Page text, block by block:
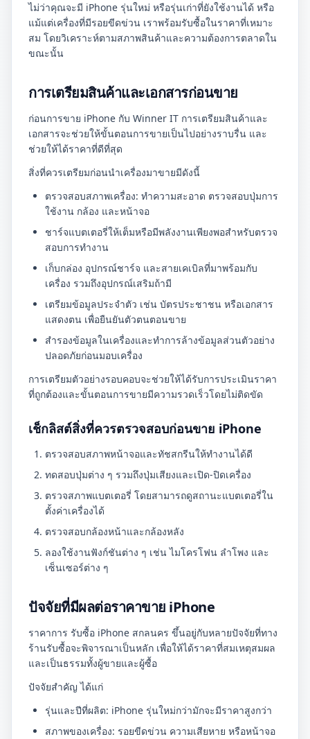
ไม่ว่าคุณจะมี iPhone รุ่นใหม่ หรือรุ่นเก่าที่ยังใช้งานได้ หรือ
แม้แต่เครื่องที่มีรอยขีดข่วน เราพร้อมรับซื้อในราคาที่เหมาะ
สม โดยวิเคราะห์ตามสภาพสินค้าและความต้องการตลาดใน
ขณะนั้น
การเตรียมสินค้าและเอกสารก่อนขาย
ก่อนการขาย iPhone กับ Winner IT การเตรียมสินค้าและ
เอกสารจะช่วยให้ขั้นตอนการขายเป็นไปอย่างราบรื่น และ
ช่วยให้ได้ราคาที่ดีที่สุด
สิ่งที่ควรเตรียมก่อนนำเครื่องมาขายมีดังนี้
ตรวจสอบสภาพเครื่อง: ทำความสะอาด ตรวจสอบปุ่มการ
ใช้งาน กล้อง และหน้าจอ
ชาร์จแบตเตอรี่ให้เต็มหรือมีพลังงานเพียงพอสำหรับตรวจ
สอบการทำงาน
เก็บกล่อง อุปกรณ์ชาร์จ และสายเคเบิลที่มาพร้อมกับ
เครื่อง รวมถึงอุปกรณ์เสริมถ้ามี
เตรียมข้อมูลประจำตัว เช่น บัตรประชาชน หรือเอกสาร
แสดงตน เพื่อยืนยันตัวตนตอนขาย
สำรองข้อมูลในเครื่องและทำการล้างข้อมูลส่วนตัวอย่าง
ปลอดภัยก่อนมอบเครื่อง
การเตรียมตัวอย่างรอบคอบจะช่วยให้ได้รับการประเมินราคา
ที่ถูกต้องและขั้นตอนการขายมีความรวดเร็วโดยไม่ติดขัด
เช็กลิสต์สิ่งที่ควรตรวจสอบก่อนขาย iPhone
ตรวจสอบสภาพหน้าจอและทัชสกรีนให้ทำงานได้ดี
ทดสอบปุ่มต่าง ๆ รวมถึงปุ่มเสียงและเปิด-ปิดเครื่อง
ตรวจสภาพแบตเตอรี่ โดยสามารถดูสถานะแบตเตอรี่ใน
ตั้งค่าเครื่องได้
ตรวจสอบกล้องหน้าและกล้องหลัง
ลองใช้งานฟังก์ชันต่าง ๆ เช่น ไมโครโฟน ลำโพง และ
เซ็นเซอร์ต่าง ๆ
ปัจจัยที่มีผลต่อราคาขาย iPhone
ราคาการ รับซื้อ iPhone สกลนคร ขึ้นอยู่กับหลายปัจจัยที่ทาง
ร้านรับซื้อจะพิจารณาเป็นหลัก เพื่อให้ได้ราคาที่สมเหตุสมผล
และเป็นธรรมทั้งผู้ขายและผู้ซื้อ
ปัจจัยสำคัญ ได้แก่
รุ่นและปีที่ผลิต: iPhone รุ่นใหม่กว่ามักจะมีราคาสูงกว่า
สภาพของเครื่อง: รอยขีดข่วน ความเสียหาย หรือหน้าจอ